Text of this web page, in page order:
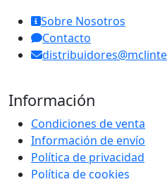
Sobre Nosotros
Contacto
Información
Condiciones de venta
Información de envío
Política de privacidad
Política de cookies